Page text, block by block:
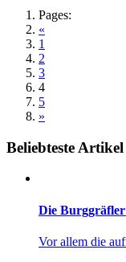
Pages:
«
1
2
3
4
5
»
Beliebteste Artikel
Die
Vor allem die